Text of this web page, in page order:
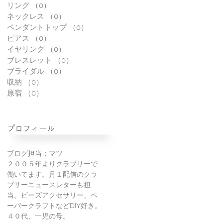
リング
（0）
ネックレス
（0）
ペンダントトップ
（0）
ピアス
（0）
イヤリング
（0）
ブレスレット
（0）
ブライダル
（0）
収納
（0）
原宿
（0）
プロフィール
ブログ担当：マツ
２００５年よりクラブサーで
働いてます。月１配信のクラ
ブサーニュースレターも担
当。ビーズアクセサリー、ペ
ーパークラフトなどDIY好き。
４０代、一児の母。